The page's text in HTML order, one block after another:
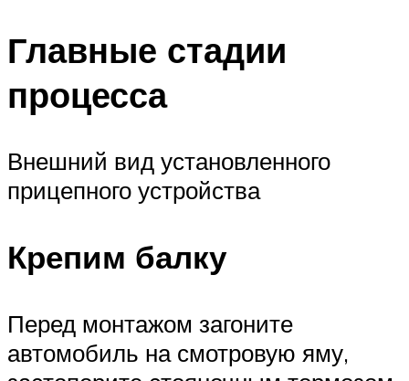
Главные стадии
процесса
Внешний вид установленного
прицепного устройства
Крепим балку
Перед монтажом загоните
автомобиль на смотровую яму,